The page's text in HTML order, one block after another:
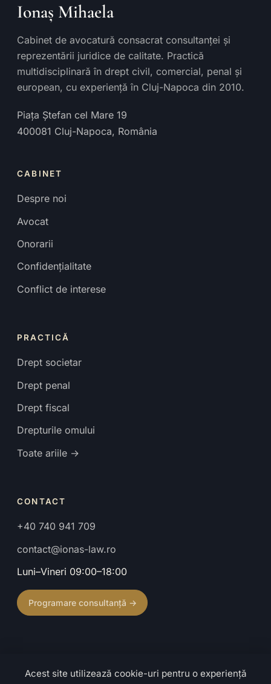
Ionaș Mihaela
Cabinet de avocatură consacrat consultanței și
reprezentării juridice de calitate. Practică
multidisciplinară în drept civil, comercial, penal și
european, cu experiență în Cluj-Napoca din 2010.
Piața Ștefan cel Mare 19
400081 Cluj-Napoca, România
CABINET
Despre noi
Avocat
Onorarii
Confidențialitate
Conflict de interese
PRACTICĂ
Drept societar
Drept penal
Drept fiscal
Drepturile omului
Toate ariile →
CONTACT
+40 740 941 709
contact@ionas-law.ro
Luni–Vineri 09:00–18:00
Programare consultanță →
© 2026 Cabinet de Avocat Ionaș Mihaela. Toate drepturile
Acest site utilizează cookie-uri pentru o experiență